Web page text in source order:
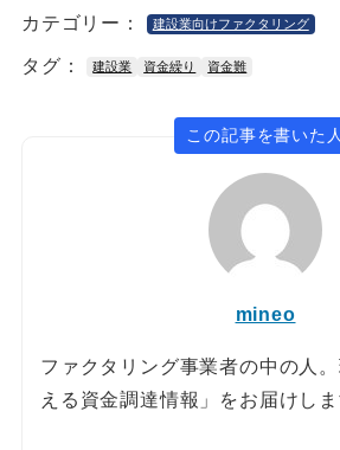
カテゴリー： 建設業向けファクタリング
タグ： 建設業 資金繰り 資金難
この記事を書いた人
mineo
ファクタリング事業者の中の人
える資金調達情報」をお届けしま